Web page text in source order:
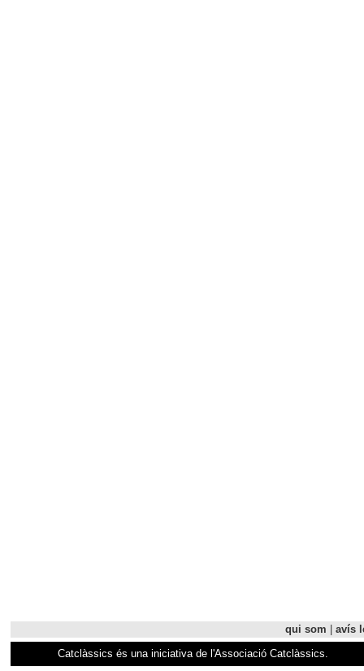
qui som
avís
Catclàssics és una iniciativa de l'Associació Catclàssics.